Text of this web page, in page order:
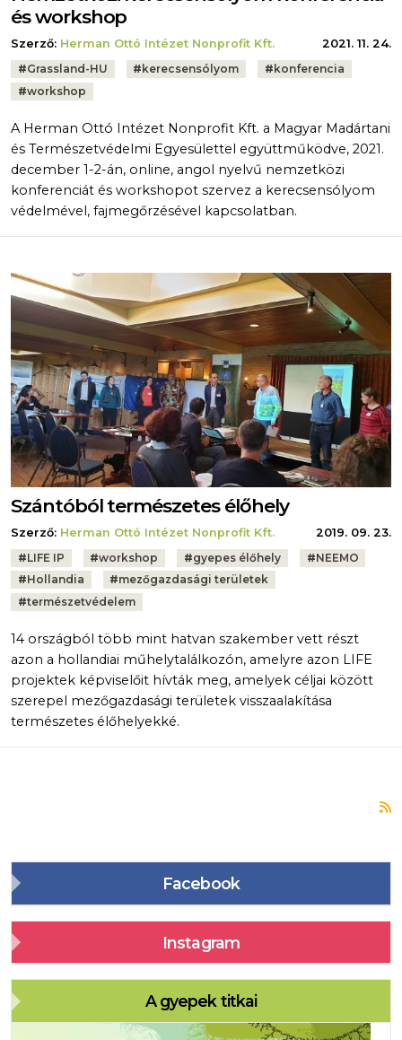
és workshop
Szerző: Herman Ottó Intézet Nonprofit Kft.
2021. 11. 24.
Tags:
#Grassland-HU # kerecsensólyom # konferencia
#workshop
A Herman Ottó Intézet Nonprofit Kft. a Magyar Madártani
és Természetvédelmi Egyesülettel együttműködve, 2021.
december 1-2-án, online, angol nyelvű nemzetközi
konferenciát és workshopot szervez a kerecsensólyom
védelmével, fajmegőrzésével kapcsolatban.
Szántóból természetes élőhely
Szerző: Herman Ottó Intézet Nonprofit Kft.
2019. 09. 23.
Tags:
#LIFE IP #workshop #gyepes élőhely #NEEMO
#Hollandia #mezőgazdasági területek
#természetvédelem
14 országból több mint hatvan szakember vett részt
azon a hollandiai műhelytalálkozón, amelyre azon LIFE
projektek képviselőit hívták meg, amelyek céljai között
szerepel mezőgazdasági területek visszaalakítása
természetes élőhelyekké.
Facebook
Instagram
A gyepek titkai